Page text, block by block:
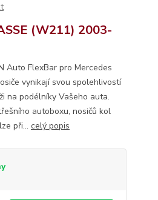
(W211) 2003-
Auto FlexBar pro Mercedes
vynikají svou spolehlivostí
na podélníky Vašeho auta.
autoboxu, nosičů kol
při... celý popis